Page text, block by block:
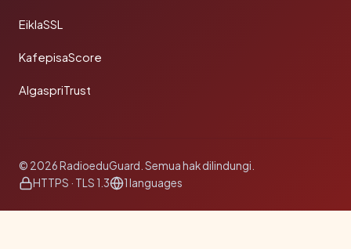
EiklaSSL
KafepisaScore
AlgaspriTrust
© 2026 RadioeduGuard. Semua hak dilindungi.
HTTPS · TLS 1.3
1 languages